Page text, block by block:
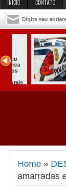
INÍCIO CONTATO
Home »
amarradas